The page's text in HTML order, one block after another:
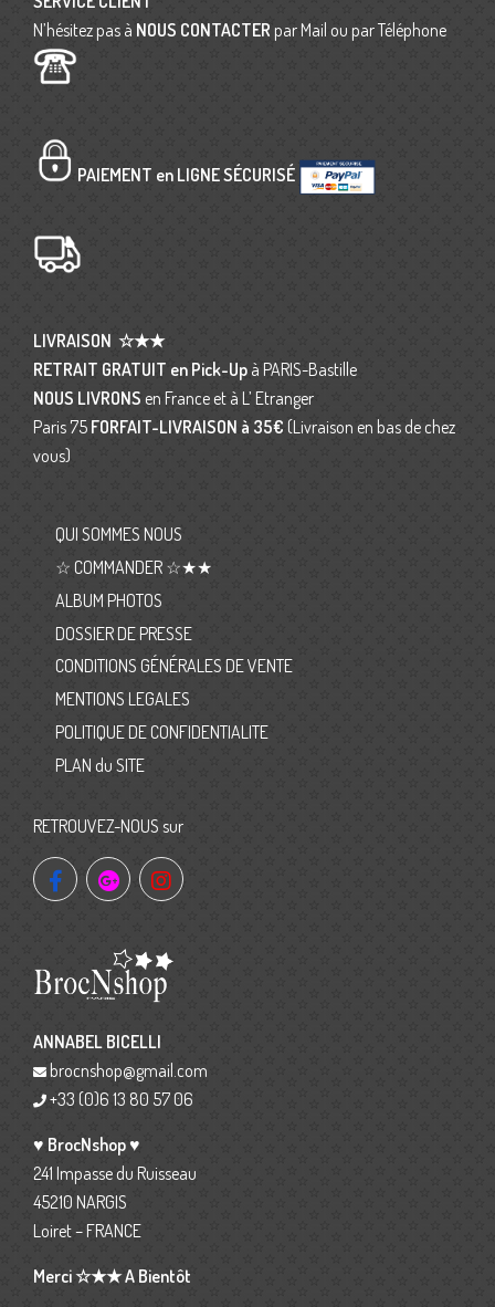
N’hésitez pas à NOUS CONTACTER par Mail ou par Téléphone
PAIEMENT en LIGNE SÉCURISÉ
LIVRAISON ☆★★
RETRAIT GRATUIT en Pick-Up à PARIS-Bastille
NOUS LIVRONS en France et à L’ Etranger
Paris 75 FORFAIT-LIVRAISON à 35€ (Livraison en bas de chez
vous)
QUI SOMMES NOUS
☆ COMMANDER ☆★★
ALBUM PHOTOS
DOSSIER DE PRESSE
CONDITIONS GÉNÉRALES DE VENTE
MENTIONS LEGALES
POLITIQUE DE CONFIDENTIALITE
PLAN du SITE
RETROUVEZ-NOUS sur
ANNABEL BICELLI
brocnshop@gmail.com
+33 (0)6 13 80 57 06
♥ BrocNshop ♥
241 Impasse du Ruisseau
45210 NARGIS
Loiret – FRANCE
Merci ☆★★ A Bientôt